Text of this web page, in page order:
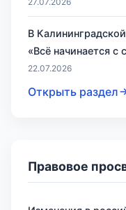
В
«Всё начинается с
22.07.2026
Открыть раздел
Правовое